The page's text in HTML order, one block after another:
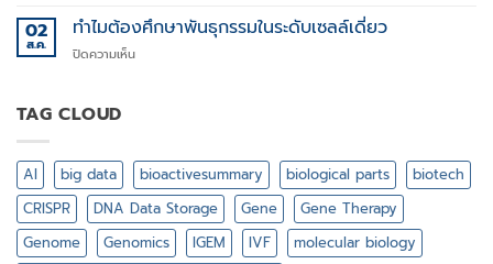
ใน
กีฬา
protein
(TPD)
02
ส.ค.
ทำไมต้องศึกษาพันธุกรรมในระดับเซลล์เดี่ยว
ปิดความเห็นบน
ระดับ
เซลล์
เดี่ยว
TAG CLOUD
AI big data bioactivesummary biological parts
biotech
CRISPR
DNA Data Storage Gene
Gene Therapy
Genome
Genomics IGEM IVF
molecular biology